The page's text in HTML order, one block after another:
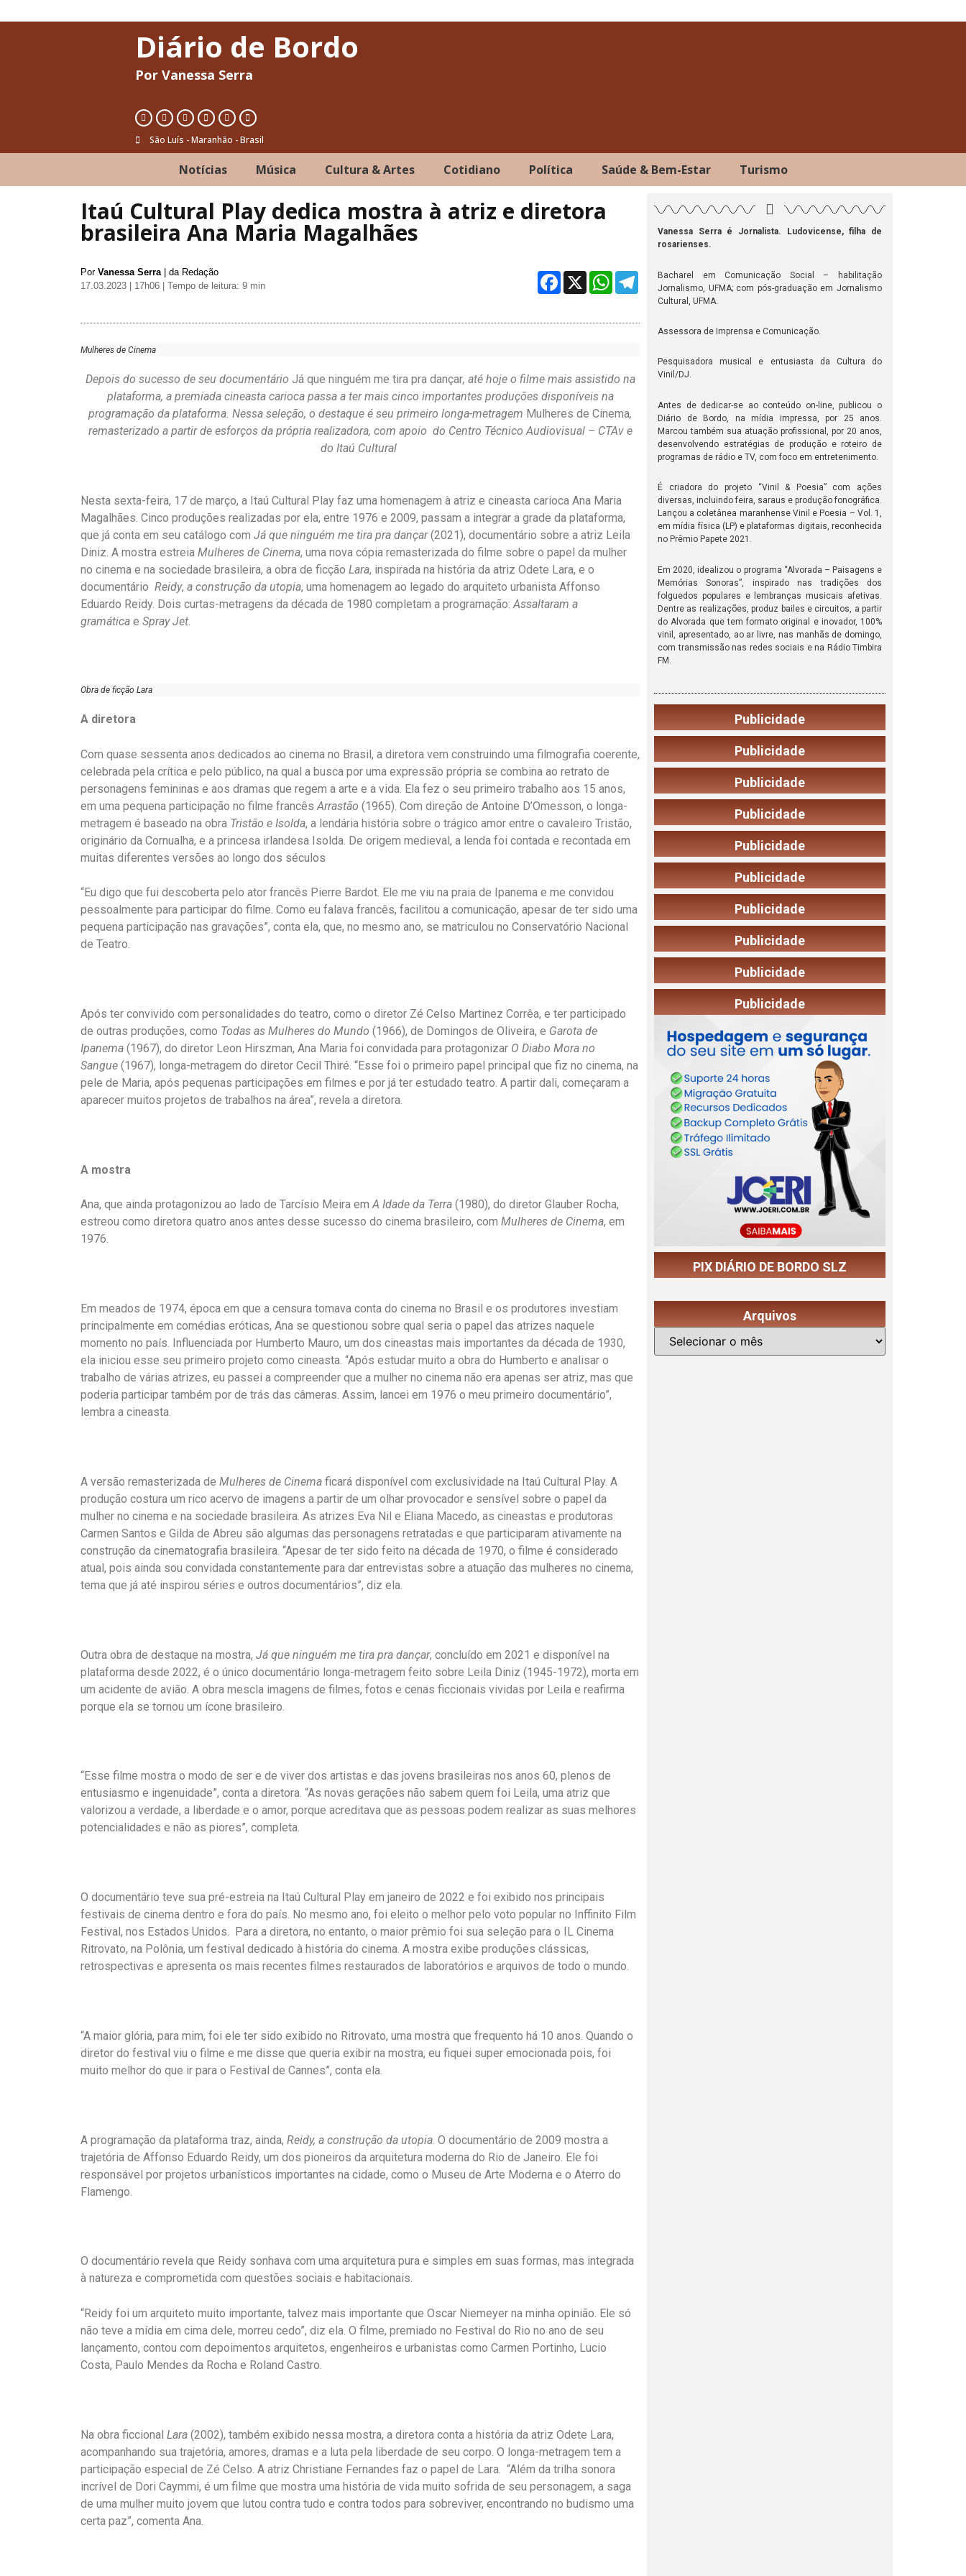
Diário de Bordo
Por Vanessa Serra
São Luís - Maranhão - Brasil
Notícias Música Cultura & Artes Cotidiano Política Saúde & Bem-Estar Turismo
Itaú Cultural Play dedica mostra à atriz e diretora
brasileira Ana Maria Magalhães
Por Vanessa Serra| da Redação
17.03.2023 | 17h06
| Tempo de leitura: 9 min Facebook
X WhatsApp
Telegram
Mulheres de Cinema
Depois do sucesso de seu documentário Já que ninguém me tira pra dançar, até hoje o filme mais assistido na
plataforma, a premiada cineasta carioca passa a ter mais cinco importantes produções disponíveis na
programação da plataforma. Nessa seleção, o destaque é seu primeiro longa-metragem Mulheres de Cinema,
remasterizado a partir de esforços da própria realizadora, com apoio do Centro Técnico Audiovisual – CTAv e
do Itaú Cultural
Nesta sexta-feira, 17 de março, a Itaú Cultural Play faz uma homenagem à atriz e cineasta carioca Ana Maria
Magalhães. Cinco produções realizadas por ela, entre 1976 e 2009, passam a integrar a grade da plataforma,
que já conta em seu catálogo com Já que ninguém me tira pra dançar(2021), documentário sobre a atriz Leila
Diniz. A mostra estreia Mulheres de Cinema, uma nova cópia remasterizada do filme sobre o papel da mulher
no cinema e na sociedade brasileira, a obra de ficção Lara, inspirada na história da atriz Odete Lara, e o
documentário Reidy, a construção da utopia, uma homenagem ao legado do arquiteto urbanista Affonso
Eduardo Reidy. Dois curtas-metragens da década de 1980 completam a programação:Assaltaram a
gramática e Spray Jet.
Obra de ficção Lara
A diretora
Com quase sessenta anos dedicados ao cinema no Brasil, a diretora vem construindo uma filmografia coerente,
celebrada pela crítica e pelo público, na qual a busca por uma expressão própria se combina ao retrato de
personagens femininas e aos dramas que regem a arte e a vida. Ela fez o seu primeiro trabalho aos 15 anos,
em uma pequena participação no filme francêsArrastão (1965). Com direção de Antoine D’Omesson, o longa-
metragem é baseado na obra Tristão e Isolda, a lendária história sobre o trágico amor entre o cavaleiro Tristão,
originário da Cornualha, e a princesa irlandesa Isolda. De origem medieval, a lenda foi contada e recontada em
muitas diferentes versões ao longo dos séculos
“Eu digo que fui descoberta pelo ator francês Pierre Bardot. Ele me viu na praia de Ipanema e me convidou
pessoalmente para participar do filme. Como eu falava francês, facilitou a comunicação, apesar de ter sido uma
pequena participação nas gravações”, conta ela, que, no mesmo ano, se matriculou no Conservatório Nacional
de Teatro.
Após ter convivido com personalidades do teatro, como o diretor Zé Celso Martinez Corrêa, e ter participado
de outras produções, como Todas as Mulheres do Mundo (1966), de Domingos de Oliveira, e Garota de
Ipanema (1967), do diretor Leon Hirszman, Ana Maria foi convidada para protagonizar O Diabo Mora no
Sangue (1967), longa-metragem do diretor Cecil Thiré. “Esse foi o primeiro papel principal que fiz no cinema, na
pele de Maria, após pequenas participações em filmes e por já ter estudado teatro. A partir dali, começaram a
aparecer muitos projetos de trabalhos na área”, revela a diretora.
A mostra
Ana, que ainda protagonizou ao lado de Tarcísio Meira emA Idade da Terra (1980), do diretor Glauber Rocha,
estreou como diretora quatro anos antes desse sucesso do cinema brasileiro, com Mulheres de Cinema, em
1976.
Em meados de 1974, época em que a censura tomava conta do cinema no Brasil e os produtores investiam
principalmente em comédias eróticas, Ana se questionou sobre qual seria o papel das atrizes naquele
momento no país. Influenciada por Humberto Mauro, um dos cineastas mais importantes da década de 1930,
ela iniciou esse seu primeiro projeto como cineasta. “Após estudar muito a obra do Humberto e analisar o
trabalho de várias atrizes, eu passei a compreender que a mulher no cinema não era apenas ser atriz, mas que
poderia participar também por de trás das câmeras. Assim, lancei em 1976 o meu primeiro documentário”,
lembra a cineasta.
A versão remasterizada de Mulheres de Cinema ficará disponível com exclusividade na Itaú Cultural Play. A
produção costura um rico acervo de imagens a partir de um olhar provocador e sensível sobre o papel da
mulher no cinema e na sociedade brasileira. As atrizes Eva Nil e Eliana Macedo, as cineastas e produtoras
Carmen Santos e Gilda de Abreu são algumas das personagens retratadas e que participaram ativamente na
construção da cinematografia brasileira. “Apesar de ter sido feito na década de 1970, o filme é considerado
atual, pois ainda sou convidada constantemente para dar entrevistas sobre a atuação das mulheres no cinema,
tema que já até inspirou séries e outros documentários”, diz ela.
Outra obra de destaque na mostra, Já que ninguém me tira pra dançar, concluído em 2021 e disponível na
plataforma desde 2022, é o único documentário longa-metragem feito sobre Leila Diniz (1945-1972), morta em
um acidente de avião. A obra mescla imagens de filmes, fotos e cenas ficcionais vividas por Leila e reafirma
porque ela se tornou um ícone brasileiro.
“Esse filme mostra o modo de ser e de viver dos artistas e das jovens brasileiras nos anos 60, plenos de
entusiasmo e ingenuidade”, conta a diretora. “As novas gerações não sabem quem foi Leila, uma atriz que
valorizou a verdade, a liberdade e o amor, porque acreditava que as pessoas podem realizar as suas melhores
potencialidades e não as piores”, completa.
O documentário teve sua pré-estreia na Itaú Cultural Play em janeiro de 2022 e foi exibido nos principais
festivais de cinema dentro e fora do país. No mesmo ano, foi eleito o melhor pelo voto popular no Inffinito Film
Festival, nos Estados Unidos. Para a diretora, no entanto, o maior prêmio foi sua seleção para o IL Cinema
Ritrovato, na Polônia, um festival dedicado à história do cinema. A mostra exibe produções clássicas,
retrospectivas e apresenta os mais recentes filmes restaurados de laboratórios e arquivos de todo o mundo.
“A maior glória, para mim, foi ele ter sido exibido no Ritrovato, uma mostra que frequento há 10 anos. Quando o
diretor do festival viu o filme e me disse que queria exibir na mostra, eu fiquei super emocionada pois, foi
muito melhor do que ir para o Festival de Cannes”, conta ela.
A programação da plataforma traz, ainda, Reidy, a construção da utopia . O documentário de 2009 mostra a
trajetória de Affonso Eduardo Reidy, um dos pioneiros da arquitetura moderna do Rio de Janeiro. Ele foi
responsável por projetos urbanísticos importantes na cidade, como o Museu de Arte Moderna e o Aterro do
Flamengo.
O documentário revela que Reidy sonhava com uma arquitetura pura e simples em suas formas, mas integrada
à natureza e comprometida com questões sociais e habitacionais.
“Reidy foi um arquiteto muito importante, talvez mais importante que Oscar Niemeyer na minha opinião. Ele só
não teve a mídia em cima dele, morreu cedo”, diz ela. O filme, premiado no Festival do Rio no ano de seu
lançamento, contou com depoimentos arquitetos, engenheiros e urbanistas como Carmen Portinho, Lucio
Costa, Paulo Mendes da Rocha e Roland Castro.
Na obra ficcional Lara (2002), também exibido nessa mostra, a diretora conta a história da atriz Odete Lara,
acompanhando sua trajetória, amores, dramas e a luta pela liberdade de seu corpo. O longa-metragem tem a
participação especial de Zé Celso. A atriz Christiane Fernandes faz o papel de Lara. “Além da trilha sonora
incrível de Dori Caymmi, é um filme que mostra uma história de vida muito sofrida de seu personagem, a saga
de uma mulher muito jovem que lutou contra tudo e contra todos para sobreviver, encontrando no budismo uma
certa paz”, comenta Ana.
Vanessa Serra é Jornalista. Ludovicense, filha de
rosarienses.
Bacharel em Comunicação Social – habilitação
Jornalismo, UFMA; com pós-graduação em Jornalismo
Cultural, UFMA.
Assessora de Imprensa e Comunicação.
Pesquisadora musical e entusiasta da Cultura do
Vinil/DJ.
Antes de dedicar-se ao conteúdo on-line, publicou o
Diário de Bordo, na mídia impressa, por 25 anos.
Marcou também sua atuação profissional, por 20 anos,
desenvolvendo estratégias de produção e roteiro de
programas de rádio e TV, com foco em entretenimento.
É criadora do projeto “Vinil & Poesia” com ações
diversas, incluindo feira, saraus e produção fonográfica.
Lançou a coletânea maranhense Vinil e Poesia – Vol. 1,
em mídia física (LP) e plataformas digitais, reconhecida
no Prêmio Papete 2021.
Em 2020, idealizou o programa “Alvorada – Paisagens e
Memórias Sonoras”, inspirado nas tradições dos
folguedos populares e lembranças musicais afetivas.
Dentre as realizações, produz bailes e circuitos, a partir
do Alvorada que tem formato original e inovador, 100%
vinil, apresentado, ao ar livre, nas manhãs de domingo,
com transmissão nas redes sociais e na Rádio Timbira
FM.
Publicidade
Publicidade
Publicidade
Publicidade
Publicidade
Publicidade
Publicidade
Publicidade
Publicidade
Publicidade
PIX DIÁRIO DE BORDO SLZ
Arquivos